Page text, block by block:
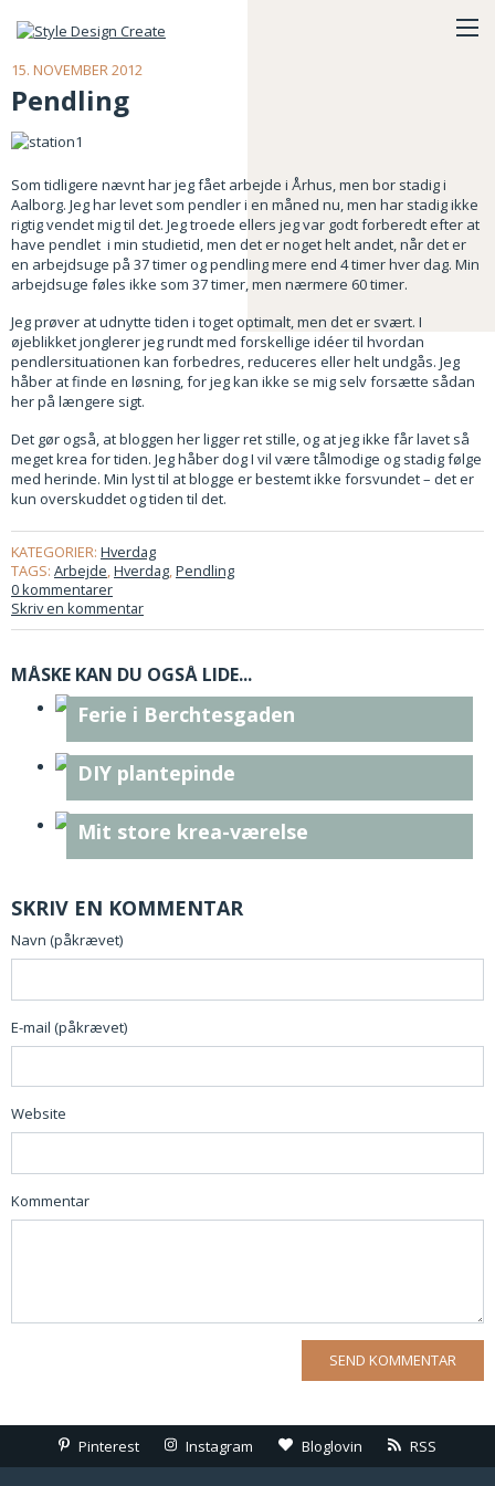
15. NOVEMBER 2012
Pendling
Som tidligere nævnt har jeg fået arbejde i Århus, men bor stadig i
Aalborg. Jeg har levet som pendler i en måned nu, men har stadig ikke
rigtig vendet mig til det. Jeg troede ellers jeg var godt forberedt efter at
have pendlet i min studietid, men det er noget helt andet, når det er
en arbejdsuge på 37 timer og pendling mere end 4 timer hver dag. Min
arbejdsuge føles ikke som 37 timer, men nærmere 60 timer.
Jeg prøver at udnytte tiden i toget optimalt, men det er svært. I
øjeblikket jonglerer jeg rundt med forskellige idéer til hvordan
pendlersituationen kan forbedres, reduceres eller helt undgås. Jeg
håber at finde en løsning, for jeg kan ikke se mig selv forsætte sådan
her på længere sigt.
Det gør også, at bloggen her ligger ret stille, og at jeg ikke får lavet så
meget krea for tiden. Jeg håber dog I vil være tålmodige og stadig følge
med herinde. Min lyst til at blogge er bestemt ikke forsvundet – det er
kun overskuddet og tiden til det.
KATEGORIER: Hverdag
TAGS: Arbejde,Hverdag,Pendling
0 kommentarer
Skriv en kommentar
MÅSKE KAN DU OGSÅ LIDE...
Ferie i Berchtesgaden
DIY plantepinde
Mit store krea-værelse
SKRIV EN KOMMENTAR
Navn (påkrævet)
E-mail (påkrævet)
Website
Kommentar
Pinterest Instagram Bloglovin RSS